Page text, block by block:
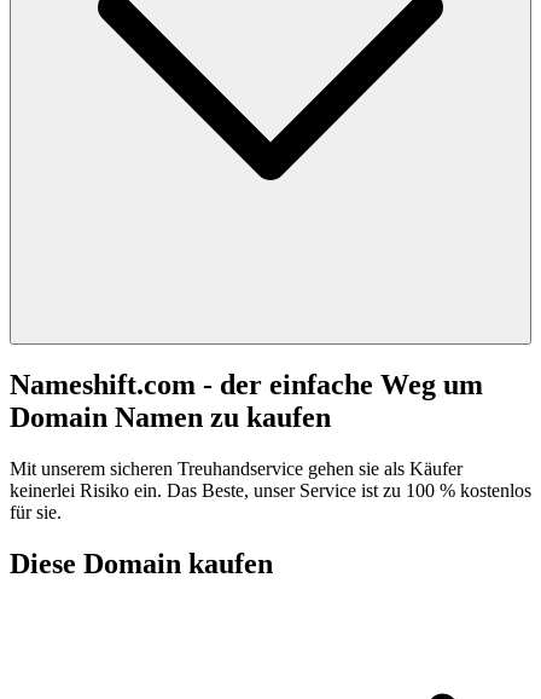
Nameshift.com - der einfache Weg um
Domain Namen zu kaufen
Mit unserem sicheren Treuhandservice gehen sie als Käufer
keinerlei Risiko ein. Das Beste, unser Service ist zu 100 % kostenlos
für sie.
Diese Domain kaufen